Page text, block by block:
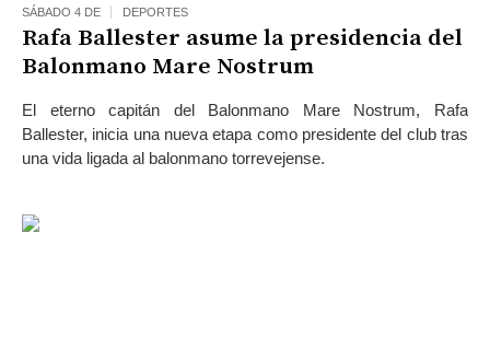
SÁBADO 4 DE DEPORTES
Rafa Ballester asume la presidencia del
Balonmano Mare Nostrum
El eterno capitán del Balonmano Mare Nostrum, Rafa
Ballester, inicia una nueva etapa como presidente del club tras
una vida ligada al balonmano torrevejense.